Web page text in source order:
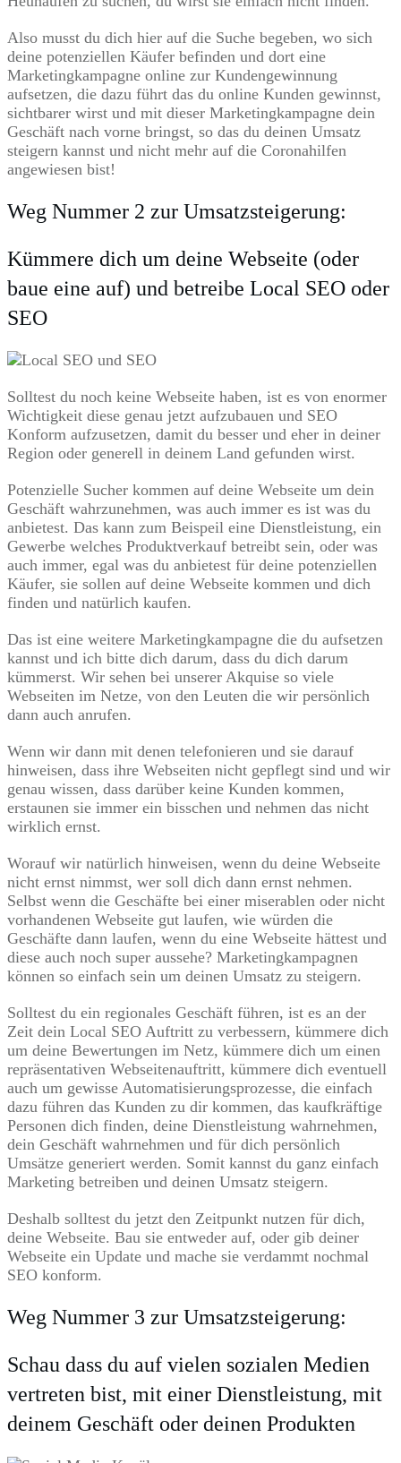
Also musst du dich hier auf die Suche begeben, wo sich
deine potenziellen Käufer befinden und dort eine
Marketingkampagne online zur Kundengewinnung
aufsetzen, die dazu führt das du online Kunden gewinnst,
sichtbarer wirst und mit dieser Marketingkampagne dein
Geschäft nach vorne bringst, so das du deinen Umsatz
steigern kannst und nicht mehr auf die Coronahilfen
angewiesen bist!
Weg Nummer 2 zur Umsatzsteigerung:
Kümmere dich um deine Webseite (oder
baue eine auf) und betreibe Local SEO oder
SEO
Solltest du noch keine Webseite haben, ist es von enormer
Wichtigkeit diese genau jetzt aufzubauen und SEO
Konform aufzusetzen, damit du besser und eher in deiner
Region oder generell in deinem Land gefunden wirst.
Potenzielle Sucher kommen auf deine Webseite um dein
Geschäft wahrzunehmen, was auch immer es ist was du
anbietest. Das kann zum Beispeil eine Dienstleistung, ein
Gewerbe welches Produktverkauf betreibt sein, oder was
auch immer, egal was du anbietest für deine potenziellen
Käufer, sie sollen auf deine Webseite kommen und dich
finden und natürlich kaufen.
Das ist eine weitere Marketingkampagne die du aufsetzen
kannst und ich bitte dich darum, dass du dich darum
kümmerst. Wir sehen bei unserer Akquise so viele
Webseiten im Netze, von den Leuten die wir persönlich
dann auch anrufen.
Wenn wir dann mit denen telefonieren und sie darauf
hinweisen, dass ihre Webseiten nicht gepflegt sind und wir
genau wissen, dass darüber keine Kunden kommen,
erstaunen sie immer ein bisschen und nehmen das nicht
wirklich ernst.
Worauf wir natürlich hinweisen, wenn du deine Webseite
nicht ernst nimmst, wer soll dich dann ernst nehmen.
Selbst wenn die Geschäfte bei einer miserablen oder nicht
vorhandenen Webseite gut laufen, wie würden die
Geschäfte dann laufen, wenn du eine Webseite hättest und
diese auch noch super aussehe? Marketingkampagnen
können so einfach sein um deinen Umsatz zu steigern.
Solltest du ein regionales Geschäft führen, ist es an der
Zeit dein Local SEO Auftritt zu verbessern, kümmere dich
um deine Bewertungen im Netz, kümmere dich um einen
repräsentativen Webseitenauftritt, kümmere dich eventuell
auch um gewisse Automatisierungsprozesse, die einfach
dazu führen das Kunden zu dir kommen, das kaufkräftige
Personen dich finden, deine Dienstleistung wahrnehmen,
dein Geschäft wahrnehmen und für dich persönlich
Umsätze generiert werden. Somit kannst du ganz einfach
Marketing betreiben und deinen Umsatz steigern.
Deshalb solltest du jetzt den Zeitpunkt nutzen für dich,
deine Webseite. Bau sie entweder auf, oder gib deiner
Webseite ein Update und mache sie verdammt nochmal
SEO konform.
Weg Nummer 3 zur Umsatzsteigerung:
Schau dass du auf vielen sozialen Medien
vertreten bist, mit einer Dienstleistung, mit
deinem Geschäft oder deinen Produkten